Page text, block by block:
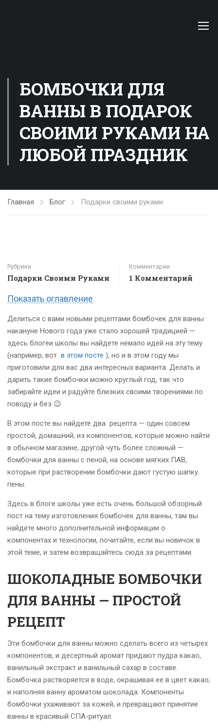
БОМБОЧКИ ДЛЯ
ВАННЫ В ПОДАРОК
СВОИМИ РУКАМИ НА
ЛЮБОЙ ПРАЗДНИК
Главная Блог Подарки своими руками
Рубрики
Подарки Своими Руками
Комментарии
1 Комментарий
Показать оглавление
Делиться с вами новыми рецептами бомбочек для ванны
накануне Нового года уже стало хорошей традицией —
здесь блогеи школы вы найдете немало идей на эту тему
(например, вот в этом посте ), но и в этом году мы
приготовили для вас два интересных варианта. Делать и
дарить такие бомбочки можно круглый год, так что
забирайте идеи и радуйте близких своими творениями по
поводу и без 😉
В этом посте вы найдете два рецепта — один совсем
простой, домашний, из компонентов, которые можно найти
в обычном магазине, другой чуть более сложный —
бомбочки для ванны с пеной, на основе мягких ПАВ,
которые при растворении бомбочки дают густую шапку
пены.
Здесь в блоге школы уже есть очень большой обзорный
пост на тему изготовления бомбочек для ванны, там вы
найдете много дополнительной информации о
компонентах и технологии, почитайте, если вы новичок в
этой теме, и затем возвращайтесь сюда за рецептами.
ШОКОЛАДНЫЕ БОМБОЧКИ
ДЛЯ ВАННЫ — ПРОСТОЙ
РЕЦЕПТ
Эти бомбочки для ванны можно сделать всего из четырех
компонентов, и десертный аромат придают пудра какао,
ванильный экстракт и ванильный сахар в составе.
Бомбочка растворяется в воде, окрашивая ее в цвет какао,
и наполняя ванну ароматом шоколада. Компоненты
бомбочки ухаживают за кожей, и превращают принятие
ванны в красивый СПА-ритуал.